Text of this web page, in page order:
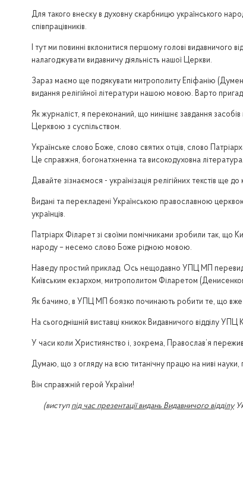
Для такого внеску в духовну скарбницю українського
співпрацівників.
І тут ми повинні вклонитися першому голові видавничого
налагоджувати видавничу діяльність нашої Церкви.
Зараз маємо ще подякувати митрополиту Епіфанію
видання релігійної літератури нашою мовою. Варто
Як журналіст, я переконаний, що нинішнє завдання
Церквою з суспільством.
Українське слово Боже, слово святих отців, слово
Це справжня, богонатхненна та високодуховна література.
Давайте зізнаємося - українізація релігійних текстів
Видані та перекладені Українською православною
українців.
Патріарх Філарет зі своїми помічниками зробили так, що
народу – несемо слово Боже рідною мовою.
Наведу простий приклад. Ось нещодавно УПЦ МП
Київським екзархом, митрополитом Філаретом
Як бачимо, в УПЦ МП боязко починають робити те, що вже
На сьогоднішній виставці книжок Видавничого відділу
У часи коли Християнство і, зокрема, Православ’я
Думаю, що з огляду на всю титанічну працю на ниві науки,
Він справжній герой України!
(виступ під час презентації видань Видавничого відділу